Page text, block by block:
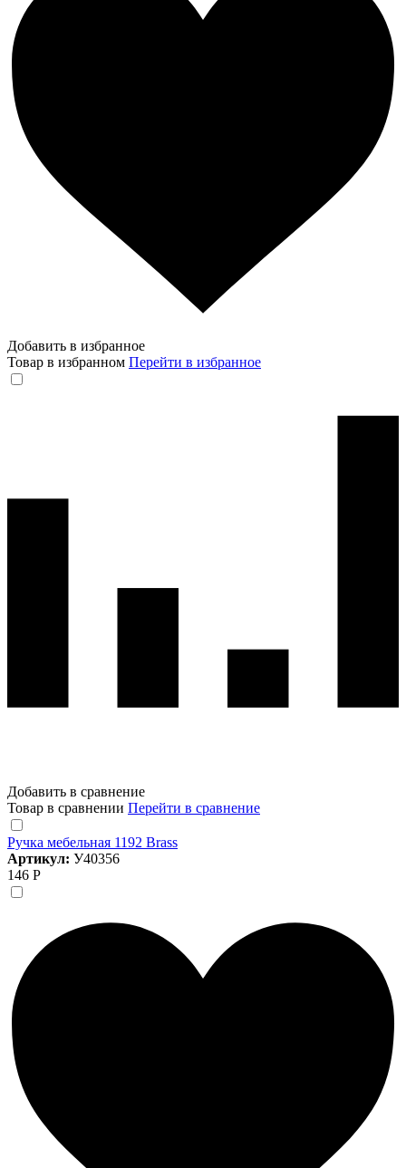
Добавить в избранное
Товар в избранном Перейти в избранное
Добавить в сравнение
Товар в сравнении Перейти в сравнение
Ручка мебельная 1192 Brass
Артикул: У40356
146 Р